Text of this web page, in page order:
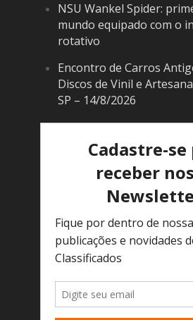
NSU Wankel Spider:
mundo equipado com o
rotativo
Encontro de Carros
Discos de Vinil e
SP – 14/8/2026